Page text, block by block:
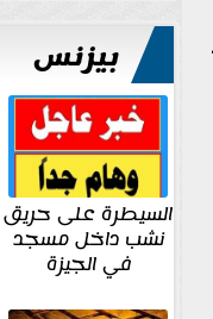
بيزنس
السيطرة على حريق
نشب داخل مسجد
في الجيزة